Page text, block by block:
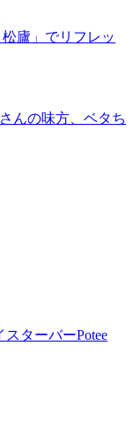
廬」でリフレッ
んの味方、ベタち
ターバーPotee